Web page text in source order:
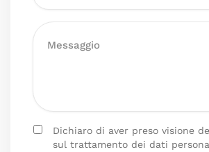
Dichiaro di aver preso visione
sul trattamento dei dati